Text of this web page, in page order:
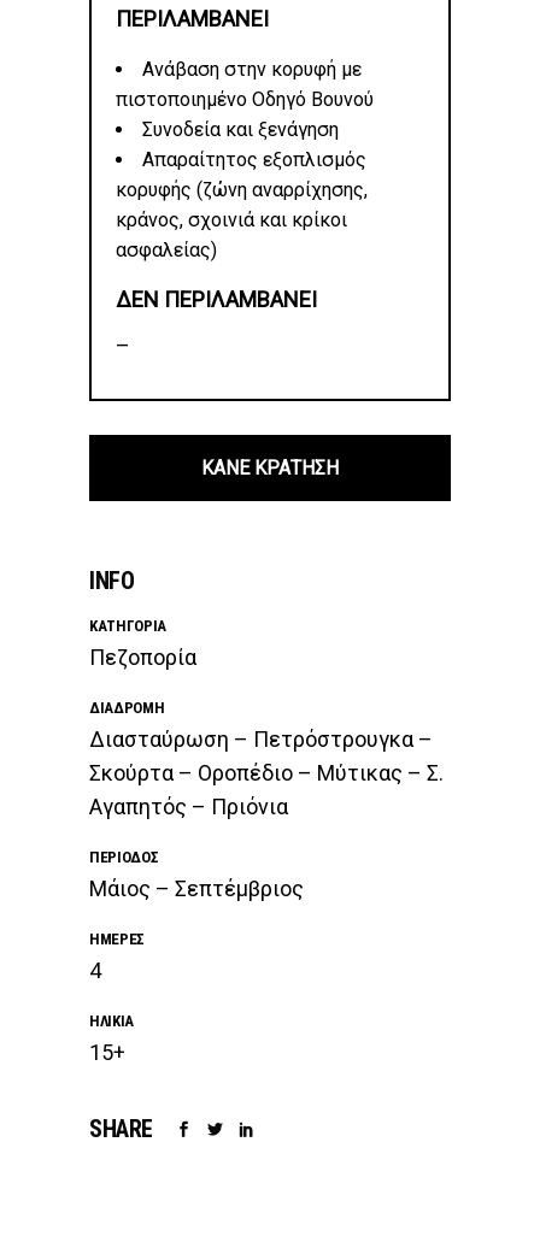
ΠΕΡΙΛΑΜΒΑΝΕΙ
Ανάβαση στην κορυφή με
πιστοποιημένο Οδηγό Βουνού
Συνοδεία και ξενάγηση
Απαραίτητος εξοπλισμός
κορυφής (ζώνη αναρρίχησης,
κράνος, σχοινιά και κρίκοι
ασφαλείας)
ΔΕΝ ΠΕΡΙΛΑΜΒΑΝΕΙ
–
ΚΑΝΕ ΚΡΑΤΗΣΗ
INFO
ΚΑΤΗΓΟΡΊΑ
Πεζοπορία
ΔΙΑΔΡΟΜΉ
Διασταύρωση – Πετρόστρουγκα –
Σκούρτα – Οροπέδιο – Μύτικας – Σ.
Αγαπητός – Πριόνια
ΠΕΡΊΟΔΟΣ
Μάιος – Σεπτέμβριος
ΗΜΈΡΕΣ
4
ΗΛΙΚΊΑ
15+
SHARE